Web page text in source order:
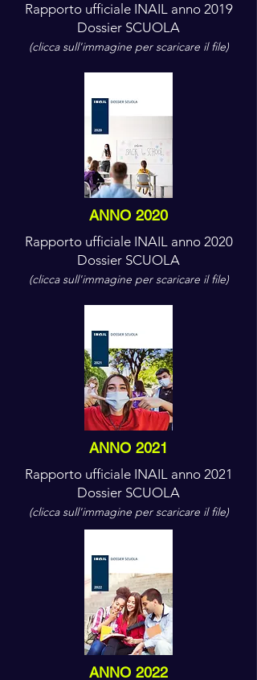
Rapporto ufficiale INAIL anno 2019
Dossier SCUOLA
(clicca sull'immagine per scaricare il file)
ANNO 2020
Rapporto ufficiale INAIL anno 2020
Dossier SCUOLA
(clicca sull'immagine per scaricare il file)
ANNO 2021
Rapporto ufficiale INAIL anno 2021
Dossier SCUOLA
(clicca sull'immagine per scaricare il file)
ANNO 2022